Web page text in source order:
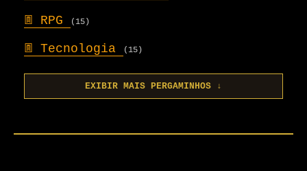
𖣍 RPG (15)
𖣍 Tecnologia (15)
EXIBIR MAIS PERGAMINHOS ↓